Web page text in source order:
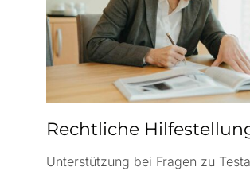
Rechtliche
Unterstützung bei Fragen zu